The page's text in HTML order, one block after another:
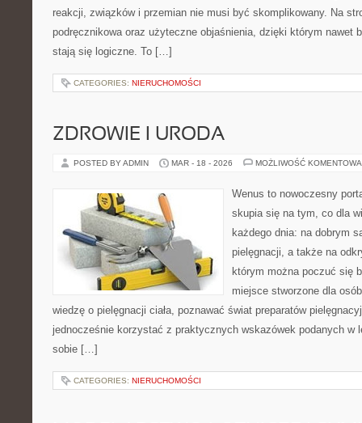
reakcji, związków i przemian nie musi być skomplikowany. Na
podręcznikowa oraz użyteczne objaśnienia, dzięki którym nawet
stają się logiczne. To […]
CATEGORIES: NIERUCHOMOŚCI
ZDROWIE I URODA
POSTED BY ADMIN MAR - 18 - 2026 MOŻLIWOŚĆ
Wenus to nowoczesny
skupia się na tym, co dla
każdego dnia: na dobrym
pielęgnacji, a także na
którym można poczuć się
miejsce stworzone dla
wiedzę o pielęgnacji ciała, poznawać świat preparatów
jednocześnie korzystać z praktycznych wskazówek podanych w
sobie […]
CATEGORIES: NIERUCHOMOŚCI